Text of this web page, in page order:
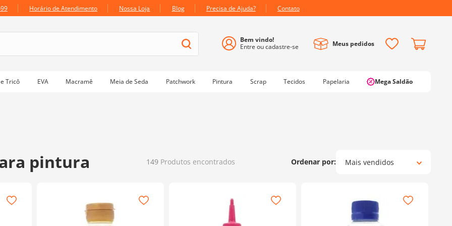
Horário de Atendimento Nossa Loja Blog Precisa de Ajuda? Contato
Meus pedidos
Tricô EVA Macramê Meia de Seda Patchwork Pintura Scrap Tecidos Papelaria Mega Saldão
pintura 149 Produtos Mais vendidos